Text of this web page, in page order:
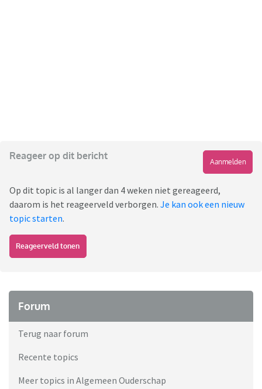
Reageer op dit bericht
Aanmelden
Op dit topic is al langer dan 4 weken niet gereageerd,
daarom is het reageerveld verborgen. Je kan ook een nieuw
topic starten.
Reageerveld tonen
Forum
Terug naar forum
Recente topics
Meer topics in Algemeen Ouderschap